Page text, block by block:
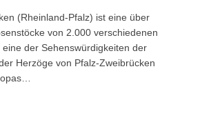
(Rheinland-Pfalz) ist eine über
von 2.000 verschiedenen
der Sehenswürdigkeiten der
Herzöge von Pfalz-Zweibrücken